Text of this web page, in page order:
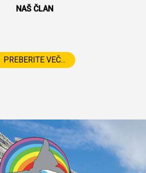
NAŠ ČLAN
PREBERITE VEČ...